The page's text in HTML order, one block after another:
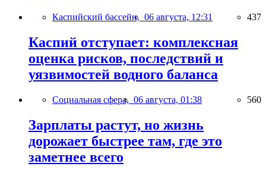
Каспийский бассейн, 06 августа, 12:31 437
Каспий отступает: комплексная
оценка рисков, последствий и
уязвимостей водного баланса
Социальная сфера, 06 августа, 01:38 560
Зарплаты растут, но жизнь
дорожает быстрее там, где это
заметнее всего